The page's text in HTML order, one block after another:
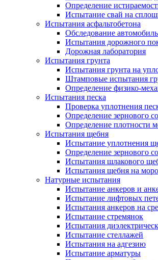
Определение
Испытание свай на
Испытания асфальтобетона
Обследование
Испытания дорожного
Дорожная лаборатория
Испытания грунта
Испытания грунта на
Штамповые испытания
Определение физико-
Испытания песка
Проверка уплотнения
Определение зернового
Определение плотности
Испытания щебня
Испытание уплотнения
Определение зернового
Испытания шлакового
Испытания щебня на
Натурные испытания
Испытание анкеров и
Испытание лифтовых
Испытания анкеров на
Испытание стремянок
Испытания
Испытание стеллажей
Испытания на адгезию
Испытание арматуры